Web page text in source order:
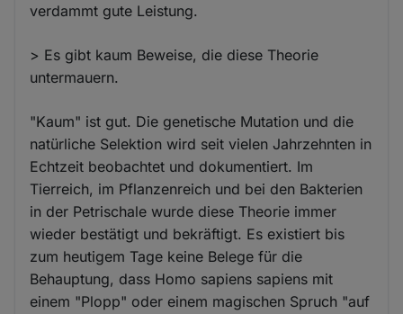
verdammt gute Leistung.
> Es gibt kaum Beweise, die diese Theorie
untermauern.
"Kaum" ist gut. Die genetische Mutation und die
natürliche Selektion wird seit vielen Jahrzehnten in
Echtzeit beobachtet und dokumentiert. Im
Tierreich, im Pflanzenreich und bei den Bakterien
in der Petrischale wurde diese Theorie immer
wieder bestätigt und bekräftigt. Es existiert bis
zum heutigem Tage keine Belege für die
Behauptung, dass Homo sapiens sapiens mit
einem "Plopp" oder einem magischen Spruch "auf